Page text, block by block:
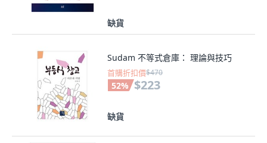
缺貨
Sudam 不等式倉庫： 理論與技巧
首購折扣價$470
52% $223
缺貨